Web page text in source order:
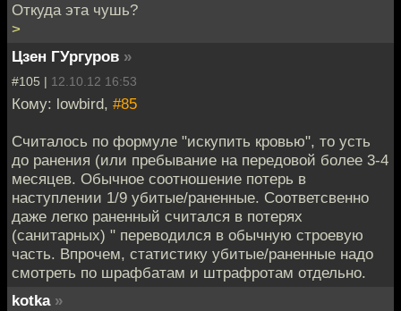
Откуда эта чушь?
>
Цзен ГУргуров »
#105 | 12.10.12 16:53
Кому: lowbird, #85
Считалось по формуле "искупить кровью", то усть
до ранения (или пребывание на передовой более 3-4
месяцев. Обычное соотношение потерь в
наступлении 1/9 убитые/раненные. Соответсвенно
даже легко раненный считался в потерях
(санитарных) " переводился в обычную строевую
часть. Впрочем, статистику убитые/раненные надо
смотреть по шрафбатам и штрафротам отдельно.
kotka »